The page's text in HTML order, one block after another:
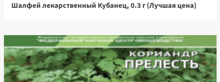
Шалфей лекарственный Кубанец, 0.3 г (Лучшая цена)